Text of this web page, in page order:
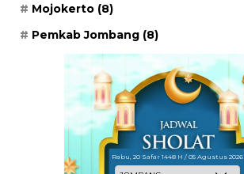
Mojokerto (8)
Pemkab Jombang (8)
Rabu, 20 Safar 1448 H / 05 Agustus 2026